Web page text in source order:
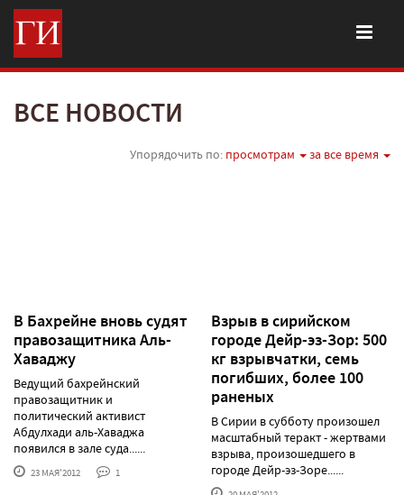
ВСЕ НОВОСТИ
Упорядочить по: просмотрам за все время
В Бахрейне вновь судят
правозащитника Аль-
Хаваджу
Ведущий бахрейнский
правозащитник и
политический активист
Абдулхади аль-Хаваджа
появился в зале суда......
23 МАЯ'2012 1
Взрыв в сирийском
городе Дейр-эз-Зор: 500
кг взрывчатки, семь
погибших, более 100
раненых
В Сирии в субботу произошел
масштабный теракт - жертвами
взрыва, произошедшего в
городе Дейр-эз-Зоре......